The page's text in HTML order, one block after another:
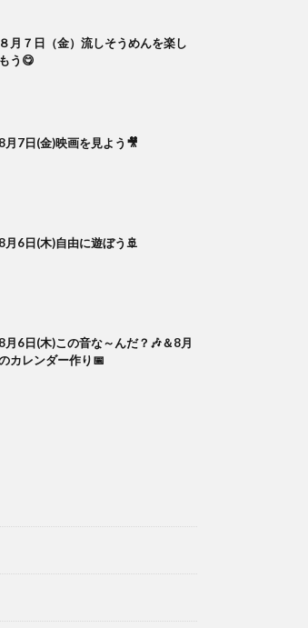
８月７日（金）流しそうめんを楽し
もう😋
8月7日(金)映画を見よう🎥
8月6日(木)自由に遊ぼう🚢
8月6日(木)この音な～んだ？🎶＆8月
カレンダー作り📅